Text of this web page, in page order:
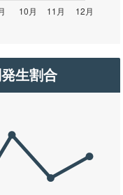
生割合